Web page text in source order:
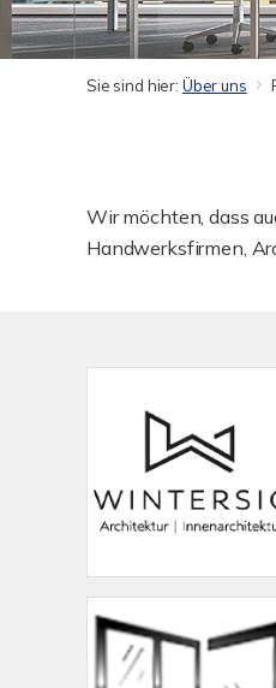
Sie sind hier: Über uns
Wir möchten, dass
Handwerksfirmen,